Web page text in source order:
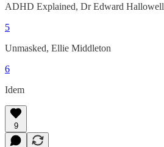
ADHD Explained, Dr Edward Hallowell
5
Unmasked, Ellie Middleton
6
Idem
9